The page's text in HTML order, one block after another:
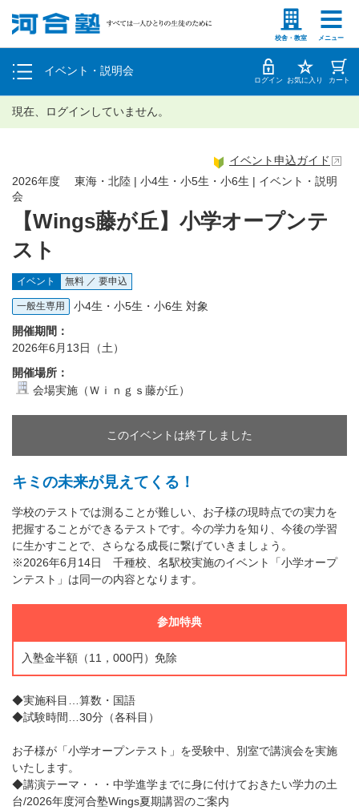
校舎・教室 メニュー
塾生の方 高等学校の先生
イベント・説明会
個別相談
体験授業 ログイン お気に入り カート
現在、ログインしていません。
【Wings藤が丘】小学オープンテ
スト
2026年度 東海・北陸 | 小4生・小5生・小6生 | イベント・説明
会
イベント申込ガイド
イベント 無料 ／ 要申込
一般生専用
小4生・小5生・小6生 対象
開催期間：
2026年6月13日（土）
開催場所：
会場実施（Ｗｉｎｇｓ藤が丘）
このイベントは終了しました
キミの未来が見えてくる！
学校のテストでは測ることが難しい、お子様の現時点での実力を
把握することができるテストです。今の学力を知り、今後の学習
に生かすことで、さらなる成長に繋げていきましょう。
※2026年6月14日 千種校、名駅校実施のイベント「小学オープ
ンテスト」は同一の内容となります。
参加特典
入塾金半額（11，000円）免除
◆実施科目…算数・国語
◆試験時間…30分（各科目）
お子様が「小学オープンテスト」を受験中、別室で講演会を実施
いたします。
◆講演テーマ・・・中学進学までに身に付けておきたい学力の土
台/2026年度河合塾Wings夏期講習のご案内